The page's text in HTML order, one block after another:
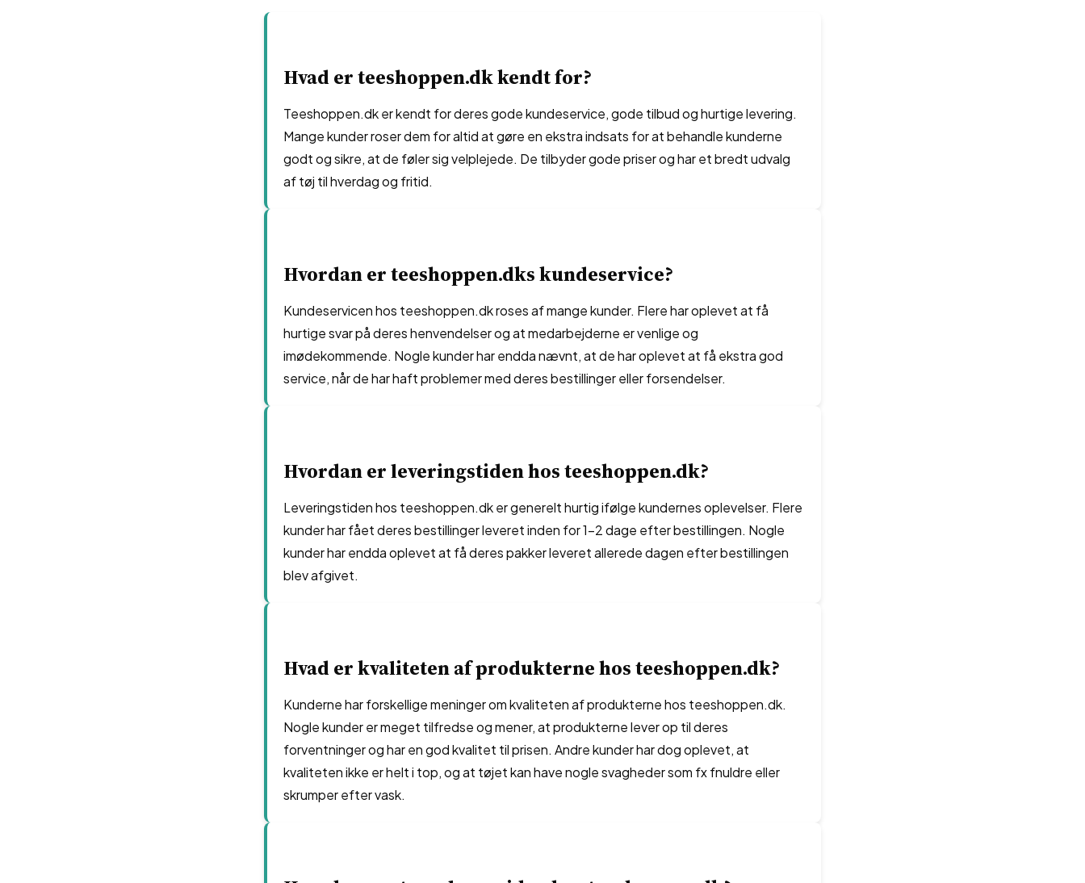
Hvad er teeshoppen.dk kendt for?
Teeshoppen.dk er kendt for deres gode kundeservice, gode tilbud og hurtige levering.
Mange kunder roser dem for altid at gøre en ekstra indsats for at behandle kunderne
godt og sikre, at de føler sig velplejede. De tilbyder gode priser og har et bredt udvalg
af tøj til hverdag og fritid.
Hvordan er teeshoppen.dks kundeservice?
Kundeservicen hos teeshoppen.dk roses af mange kunder. Flere har oplevet at få
hurtige svar på deres henvendelser og at medarbejderne er venlige og
imødekommende. Nogle kunder har endda nævnt, at de har oplevet at få ekstra god
service, når de har haft problemer med deres bestillinger eller forsendelser.
Hvordan er leveringstiden hos teeshoppen.dk?
Leveringstiden hos teeshoppen.dk er generelt hurtig ifølge kundernes oplevelser. Flere
kunder har fået deres bestillinger leveret inden for 1-2 dage efter bestillingen. Nogle
kunder har endda oplevet at få deres pakker leveret allerede dagen efter bestillingen
blev afgivet.
Hvad er kvaliteten af produkterne hos teeshoppen.dk?
Kunderne har forskellige meninger om kvaliteten af produkterne hos teeshoppen.dk.
Nogle kunder er meget tilfredse og mener, at produkterne lever op til deres
forventninger og har en god kvalitet til prisen. Andre kunder har dog oplevet, at
kvaliteten ikke er helt i top, og at tøjet kan have nogle svagheder som fx fnuldre eller
skrumper efter vask.